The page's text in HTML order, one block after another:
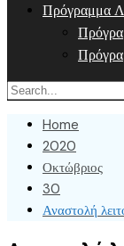
Πρόγραμμα
Home
2020
Οκτώβριος
30
Αναστολή